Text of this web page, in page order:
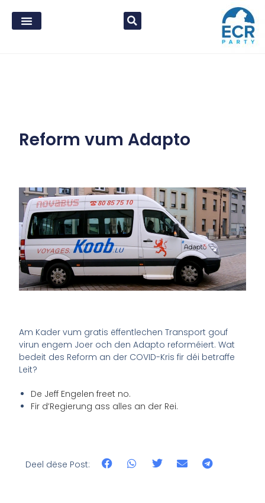
Reform vum Adapto
Am Kader vum gratis ëffentlechen Transport gouf
virun engem Joer och den Adapto reforméiert. Wat
bedeit des Reform an der COVID-Kris fir déi betraffe
Leit?
De Jeff Engelen freet no.
Fir d’Regierung ass alles an der Rei.
Deel dëse Post: